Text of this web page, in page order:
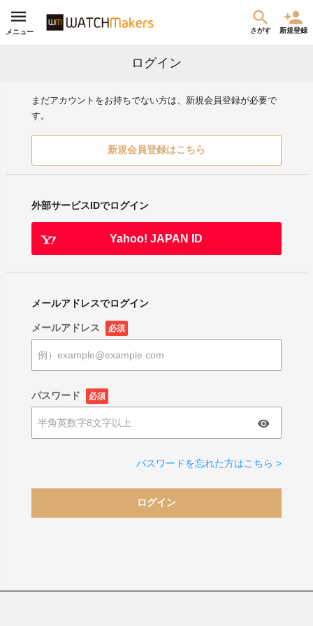
メニュー さがす 新規登録
ログイン
まだアカウントをお持ちでない方は、新規会員登録が必要で
す。
新規会員登録はこちら
外部サービスIDでログイン
Yahoo! JAPAN ID
メールアドレスでログイン
メールアドレス 必須
パスワード 必須
パスワードを忘れた方はこちら >
ログイン